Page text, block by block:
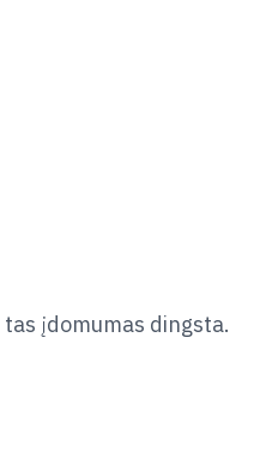
įdomumas dingsta.